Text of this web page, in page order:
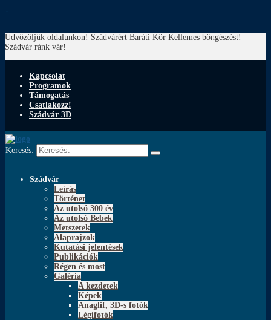
↓
Üdvözöljük oldalunkon! Szádvárért Baráti Kör Kellemes böngészést!
Szádvár ránk vár!
Kapcsolat
Programok
Támogatás
Csatlakozz!
Szádvár 3D
Keresés:
Szádvár
Leírás
Történet
Az utolsó 300 év
Az utolsó Bebek
Metszetek
Alaprajzok
Kutatási jelentések
Publikációk
Régen és most
Galéria
A kezdetek
Képek
Anaglif, 3D-s fotók
Légifotók